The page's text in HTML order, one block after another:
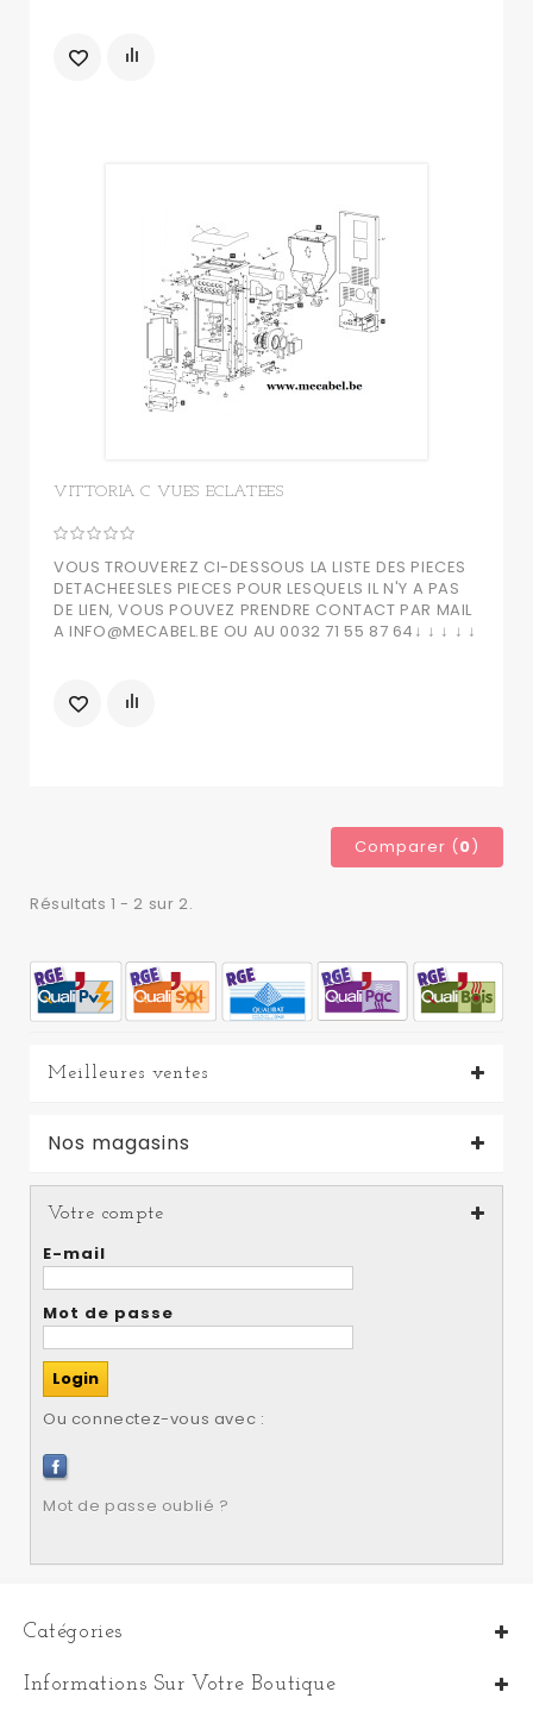
VITTORIA C VUES ECLATEES
VOUS TROUVEREZ CI-DESSOUS LA LISTE DES PIECES
DETACHEESLES PIECES POUR LESQUELS IL N'Y A PAS
DE LIEN, VOUS POUVEZ PRENDRE CONTACT PAR MAIL
A INFO@MECABEL.BE OU AU 0032 71 55 87 64↓ ↓ ↓ ↓ ↓
Comparer (0)
Résultats 1 - 2 sur 2.
Meilleures ventes
Nos magasins
Votre compte
E-mail
Mot de passe
Ou connectez-vous avec :
Mot de passe oublié ?
Catégories
Informations Sur Votre Boutique